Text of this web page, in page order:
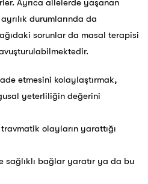
Ayrıca ailelerde yaşanan
durumlarında da
sorunlar da masal terapisi
etmesini kolaylaştırmak,
yeterliliğin değerini
olayların yarattığı
sağlıklı bağlar yaratır ya da bu